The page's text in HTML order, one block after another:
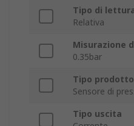
Tipo di
Relativa
Misurazione
0.35bar
Tipo prodotto
Sensore di
Tipo uscita